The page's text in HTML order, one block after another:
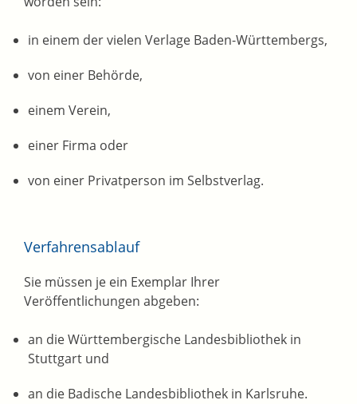
in einem der vielen Verlage Baden-Württembergs,
von einer Behörde,
einem Verein,
einer Firma oder
von einer Privatperson im Selbstverlag.
Verfahrensablauf
Sie müssen je ein Exemplar Ihrer
Veröffentlichungen abgeben:
an die Württembergische Landesbibliothek in
Stuttgart und
an die Badische Landesbibliothek in Karlsruhe.